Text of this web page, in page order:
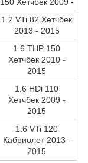
1.2 VTi 82 Хетчбек
2013 - 2015
1.6 THP 150
Хетчбек 2010 -
2015
1.6 HDi 110
Хетчбек 2009 -
2015
1.6 VTi 120
Кабриолет 2013 -
2015